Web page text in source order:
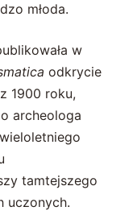
młoda.
w
odkrycie
1900 roku,
archeologa
tamtejszego
uczonych.